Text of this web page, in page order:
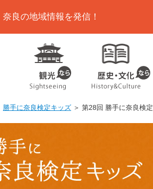
奈良の地域情報を発信！
勝手に奈良検定キッズ ＞ 第28回 勝手に奈良検